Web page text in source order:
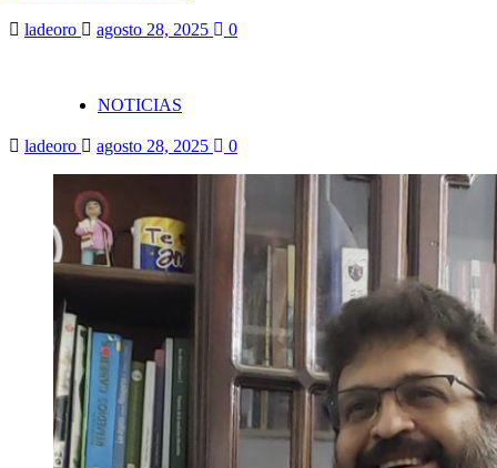
ladeoro agosto 28, 2025 0
NOTICIAS
ladeoro agosto 28, 2025 0